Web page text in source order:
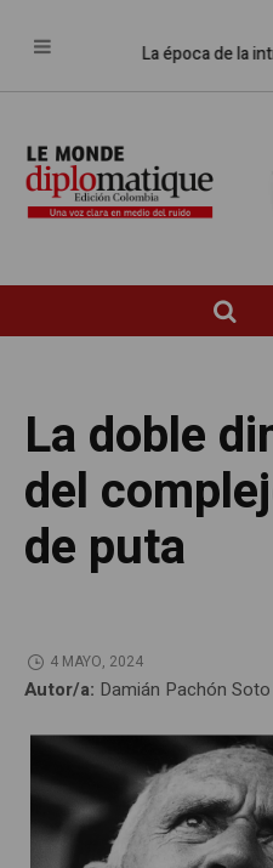
La época de la
La doble
del
de puta
4 MAYO, 2024
Autor/a: Damián Pachón Soto